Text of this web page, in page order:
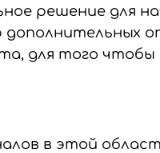
решение для
для того
в этой